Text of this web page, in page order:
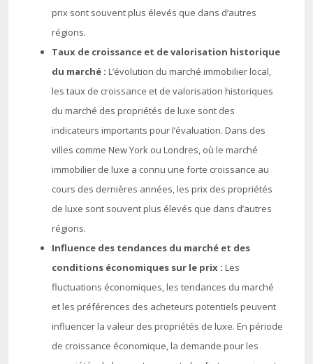
prix sont souvent plus élevés que dans d’autres
régions.
Taux de croissance et de valorisation historique
du marché : L’évolution du marché immobilier local,
les taux de croissance et de valorisation historiques
du marché des propriétés de luxe sont des
indicateurs importants pour l’évaluation. Dans des
villes comme New York ou Londres, où le marché
immobilier de luxe a connu une forte croissance au
cours des dernières années, les prix des propriétés
de luxe sont souvent plus élevés que dans d’autres
régions.
Influence des tendances du marché et des
conditions économiques sur le prix : Les
fluctuations économiques, les tendances du marché
et les préférences des acheteurs potentiels peuvent
influencer la valeur des propriétés de luxe. En période
de croissance économique, la demande pour les